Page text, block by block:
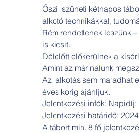
Őszi  szüneti kétnapos
alkotó technikákkal,
Rém rendetlenek leszünk
is kicsit.
Délelőtt előkerülnek a
Amint az már nálunk
Az  alkotás sem
éves korig ajánljuk.
Jelentkezési infók: Napidíj:
Jelentkezési határidő:
A tábort min. 8 fő